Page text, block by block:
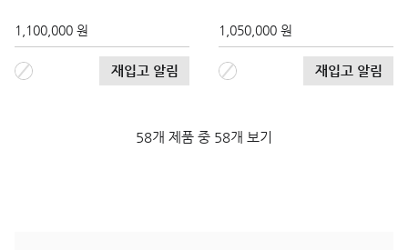
1,100,000 원
재입고 알림
1,050,000 원
재입고 알림
58개 제품 중 58개 보기